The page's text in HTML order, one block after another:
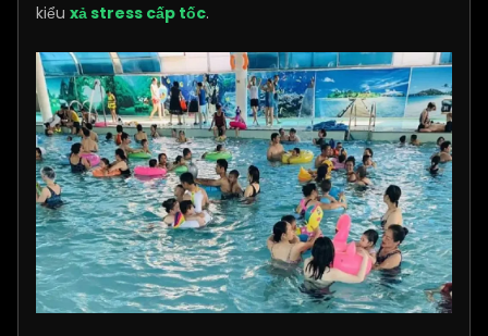
kiểu xả stress cấp tốc.